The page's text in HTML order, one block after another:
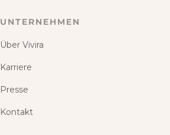
UNTERNEHMEN
Über Vivira
Karriere
Presse
Kontakt